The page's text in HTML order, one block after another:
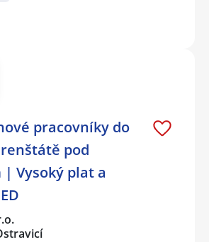
pracovníky do
pod
| Vysoký plat a